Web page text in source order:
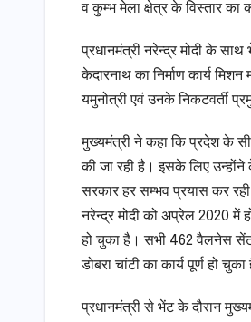
व कुम्भ मेला क्षेत्र के विस्तार का
प्रधानमंत्री नरेन्द्र मोदी के साथ
केदारनाथ का निर्माण कार्य
यमुनोत्री एवं उनके निकटवर्ती
मुख्यमंत्री ने कहा कि प्रदेश के
की जा रही है। इसके लिए
सरकार हर सम्भव प्रयास कर
नरेन्द्र मोदी को अप्रेल 2020 में
हो चुका है। सभी 462 वैलनेस
डोबरा चांटी का कार्य पूर्ण हो
प्रधानमंत्री से भेंट के दौरान